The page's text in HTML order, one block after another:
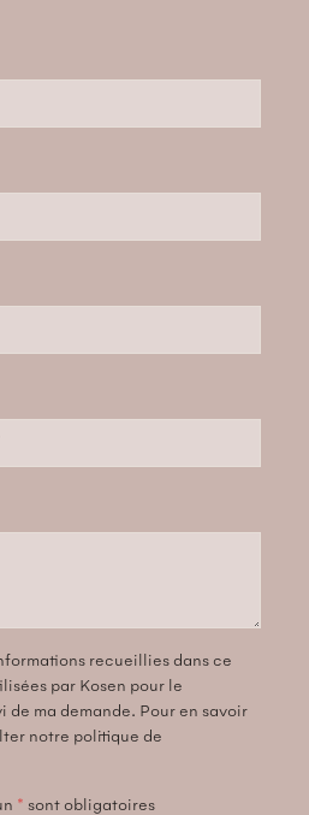
recueillies dans ce
par Kosen pour le
ma demande. Pour en savoir
notre politique de
* sont obligatoires